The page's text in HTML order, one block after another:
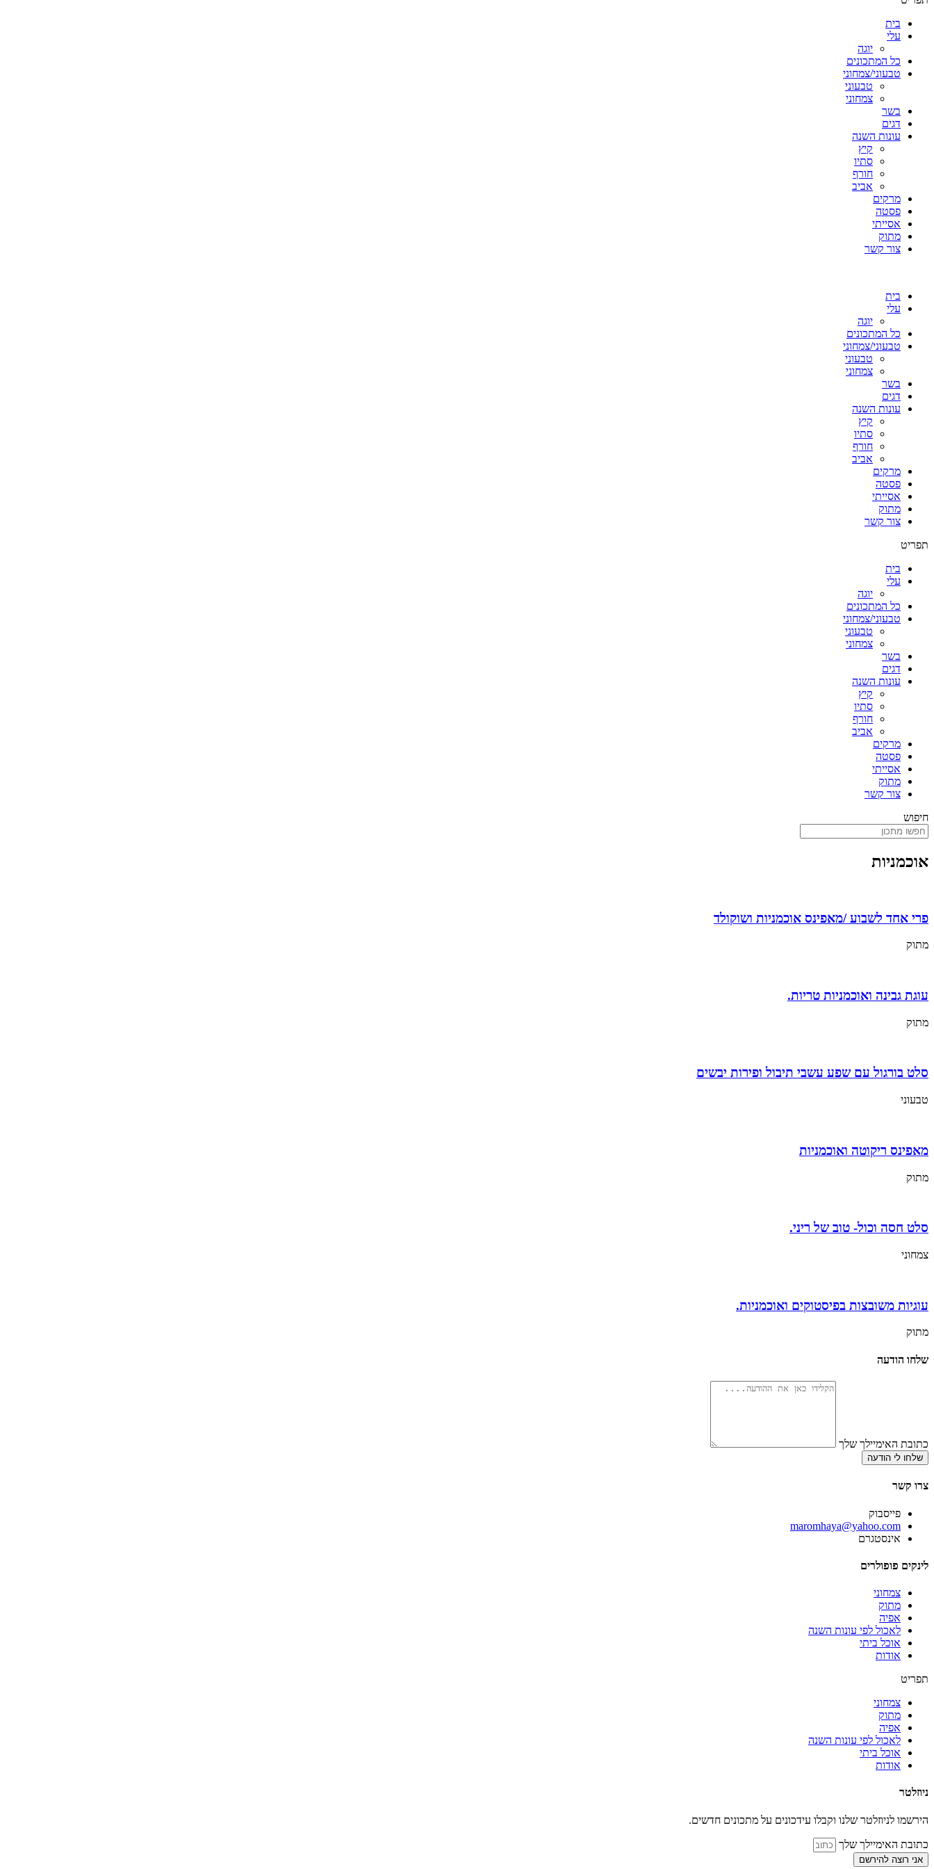
בית
עלי
יוגה
כל המתכונים
טבעוני/צמחוני
טבעוני
צמחוני
בשר
דגים
עונות השנה
קיץ
סתיו
חורף
אביב
מרקים
פסטה
אסייתי
מתוק
צור קשר
בית
עלי
יוגה
כל המתכונים
טבעוני/צמחוני
טבעוני
צמחוני
בשר
דגים
עונות השנה
קיץ
סתיו
חורף
אביב
מרקים
פסטה
אסייתי
מתוק
צור קשר
תפריט
בית
עלי
יוגה
כל המתכונים
טבעוני/צמחוני
טבעוני
צמחוני
בשר
דגים
עונות השנה
קיץ
סתיו
חורף
אביב
מרקים
פסטה
אסייתי
מתוק
צור קשר
חיפוש
אוכמניות
פרי אחד לשבוע /מאפינס אוכמניות ושוקולד
מתוק
עוגת גבינה ואוכמניות טריות.
מתוק
סלט בורגול עם שפע עשבי תיבול ופירות יבשים
טבעוני
מאפינס ריקוטה ואוכמניות
מתוק
סלט חסה וכול- טוב של ריני.
צמחוני
עוגיות משובצות בפיסטוקים ואוכמניות.
מתוק
שלחו הודעה
כתובת האימיילך שלך
שלחו לי הודעה
צרו קשר
פייסבוק
‫maromhaya@yahoo.com
אינסטגרם
לינקים פופולרים
צמחוני
מתוק
אפיה
לאכול לפי עונות השנה
אוכל ביתי
אודות
תפריט
צמחוני
מתוק
אפיה
לאכול לפי עונות השנה
אוכל ביתי
אודות
ניוזלטר
הירשמו לניוזלטר שלנו וקבלו עידכונים על מתכונים חדשים.
כתובת האימיילך שלך
אני רוצה להירשם